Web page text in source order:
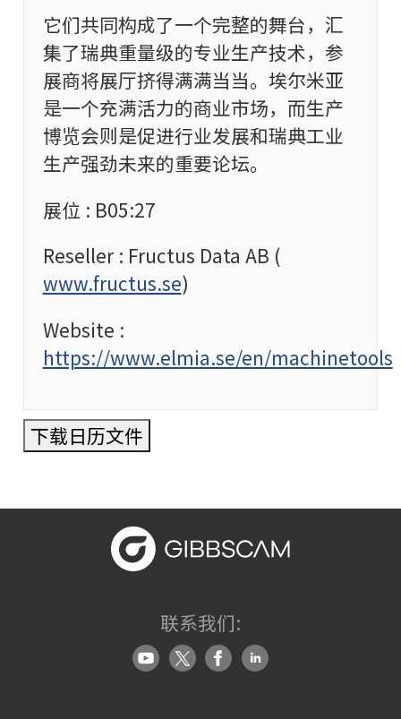
它们共同构成了一个完整的舞台，汇
集了瑞典重量级的专业生产技术，参
展商将展厅挤得满满当当。埃尔米亚
是一个充满活力的商业市场，而生产
博览会则是促进行业发展和瑞典工业
生产强劲未来的重要论坛。
展位 : B05:27
Reseller : Fructus Data AB (
www.fructus.se)
Website :
https://www.elmia.se/en/machinetools
下载日历文件
联系我们: